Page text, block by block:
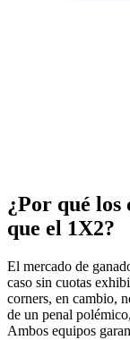
¿Por qué
que el 1X2?
El mercado de
caso sin cuotas
corners, en cambio,
de un penal
Ambos equipos